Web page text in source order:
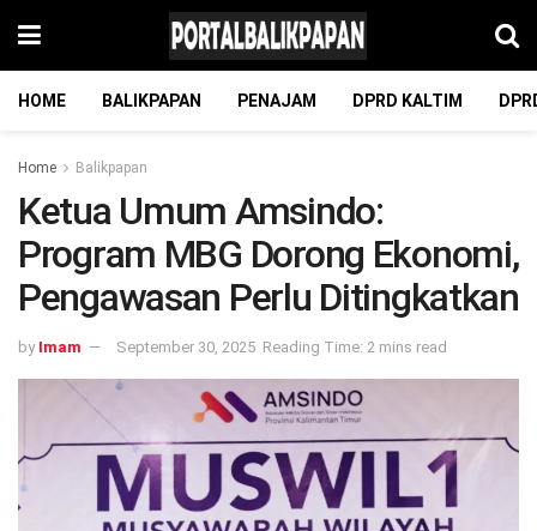
HOME BALIKPAPAN PENAJAM DPRD KALTIM
Home Balikpapan
Ketua Umum Amsindo:
Program MBG Dorong Ekonomi,
Pengawasan Perlu Ditingkatkan
by Imam September 30, 2025 Reading Time: 2 mins read